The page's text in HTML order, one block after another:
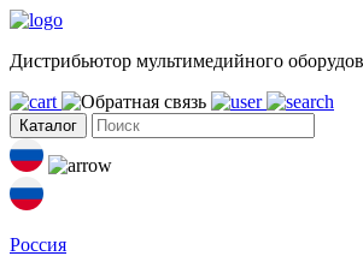
Дистрибьютор мультимедийного
Каталог
Россия